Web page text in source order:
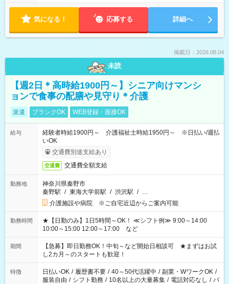
気になる！ 応募する 詳細へ
掲載日：2026.08.04
未読
【週2日＊高時給1900円～】シニア向けマンシ
ョンで食事の配膳や見守り＊介護
派遣 ブランクOK WEB登録・面接OK
給与
経験者時給1900円～ 介護福祉士時給1950円～ ※日払い/週払
いOK
交通費別途支給あり
交通費 交通費全額支給
勤務地
神奈川県秦野市
秦野駅 / 東海大学前駅 / 渋沢駅 / …
介護施設や病院 ※ご自宅近辺からご案内可能
勤務時間
★【日勤のみ】1日5時間～OK！ ≪シフト例≫ 9:00～14:00
10:00～15:00 12:00～17:00 など
期間
【急募】即日勤務OK！中旬～など開始日相談可 ★まずはお試
し2カ月～のスタートも歓迎！
特徴 日払いOK / 履歴書不要 / 40～50代活躍中 / 副業・WワークOK /
服装自由 / シフト勤務 / 10名以上の大量募集 / 電話対応なし / パ